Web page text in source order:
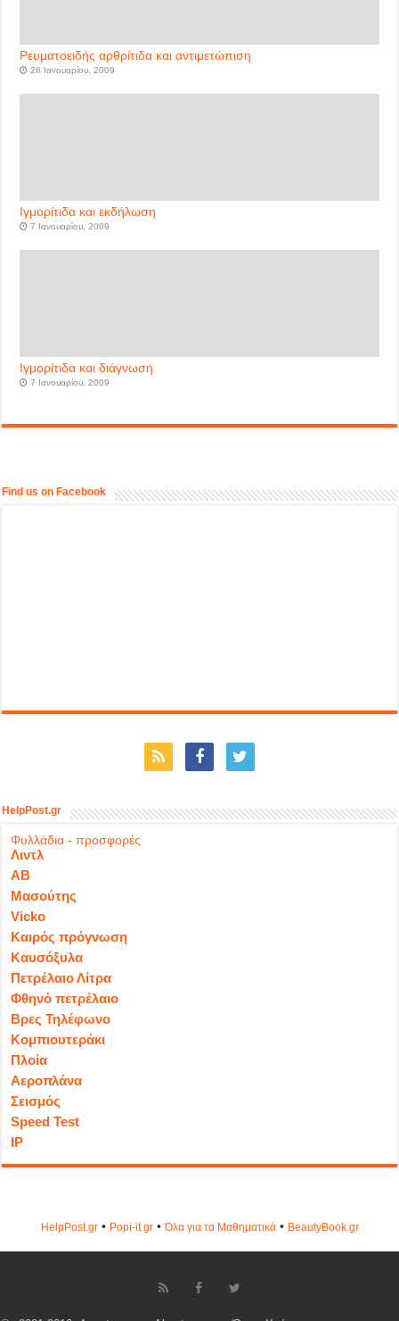
Ρευματοειδής αρθρίτιδα και αντιμετώπιση
26 Ιανουαρίου, 2009
Ιγμορίτιδα και εκδήλωση
7 Ιανουαρίου, 2009
Ιγμορίτιδα και διάγνωση
7 Ιανουαρίου, 2009
Find us on Facebook
HelpPost.gr
Φυλλάδια - προσφορές
Λιντλ
ΑΒ
Μασούτης
Vicko
Καιρός πρόγνωση
Καυσόξυλα
Πετρέλαιο Λίτρα
Φθηνό πετρέλαιο
Βρες Τηλέφωνο
Κομπιουτεράκι
Πλοία
Αεροπλάνα
Σεισμός
Speed Test
IP
HelpPost.gr• Popi-it.gr•Όλα για τα Μαθηματικά• ΒeautyΒook.gr